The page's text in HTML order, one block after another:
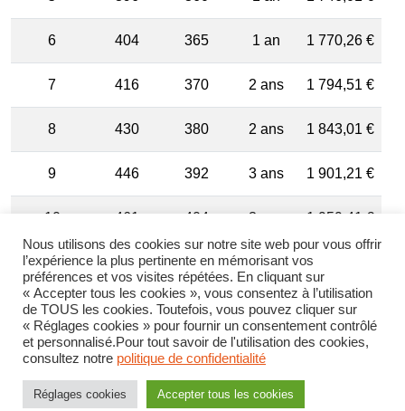
6 404 365 1 an 1 770,26 €
7 416 370 2 ans 1 794,51 €
8 430 380 2 ans 1 843,01 €
9 446 392 3 ans 1 901,21 €
10 461 404 3 ans 1 959,41 €
11 473 412 4 ans 1 998,21 €
12 486 420 2 037,01 €
Grille indiciaire du grade
Nous utilisons des cookies sur notre site web pour vous offrir
l’expérience la plus pertinente en mémorisant vos
préférences et vos visites répétées. En cliquant sur
« Accepter tous les cookies », vous consentez à l’utilisation
de TOUS les cookies. Toutefois, vous pouvez cliquer sur
« Réglages cookies » pour fournir un consentement contrôlé
et personnalisé.Pour tout savoir de l'utilisation des cookies,
consultez notre politique de confidentialité
Réglages cookies Accepter tous les cookies